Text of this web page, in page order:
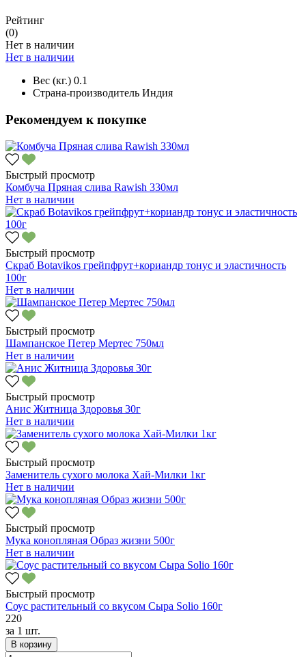
Рейтинг
(0)
Нет в наличии
Нет в наличии
Вес (кг.) 0.1
Страна-производитель Индия
Рекомендуем к покупке
Быстрый просмотр
Комбуча Пряная слива Rawish 330мл
Нет в наличии
Быстрый просмотр
Скраб Botavikos грейпфрут+кориандр тонус и эластичность
100г
Нет в наличии
Быстрый просмотр
Шампанское Петер Мертес 750мл
Нет в наличии
Быстрый просмотр
Анис Житница Здоровья 30г
Нет в наличии
Быстрый просмотр
Заменитель сухого молока Хай-Милки 1кг
Нет в наличии
Быстрый просмотр
Мука конопляная Образ жизни 500г
Нет в наличии
Быстрый просмотр
Соус растительный со вкусом Сыра Solio 160г
220
за 1 шт.
В корзину